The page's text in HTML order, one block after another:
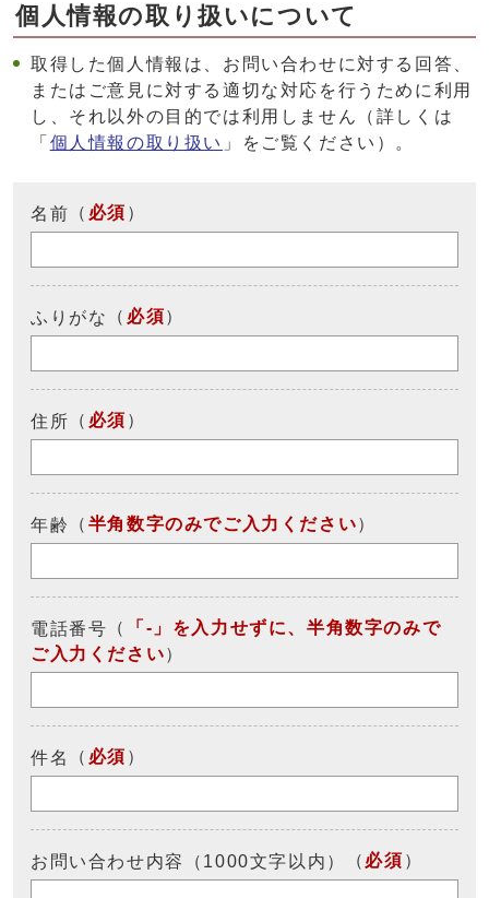
個人情報の取り扱いについて
取得した個人情報は、お問い合わせに対する回答、
またはご意見に対する適切な対応を行うために利用
し、それ以外の目的では利用しません（詳しくは
「 個人情報の取り扱い 」をご覧ください）。
名前 （ 必須 ）
ふりがな （ 必須）
住所 （ 必須 ）
年齢 （ 半角数字のみでご入力ください）
電話番号 （
「-」を入力せずに、半角数字のみで
ご入力ください）
件名 （ 必須 ）
お問い合わせ内容（1000文字以内） （ 必須 ）